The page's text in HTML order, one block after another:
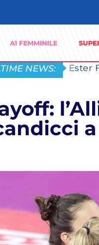
NEWS: Ester